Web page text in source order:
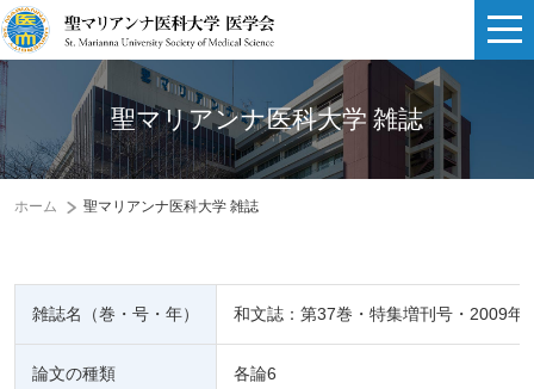
聖マリアンナ医科大学 雑誌
ホーム 聖マリアンナ医科大学 雑誌
雑誌名（巻・号・年） 和文誌：第37巻・特集増刊号・2009年
論文の種類 各論6